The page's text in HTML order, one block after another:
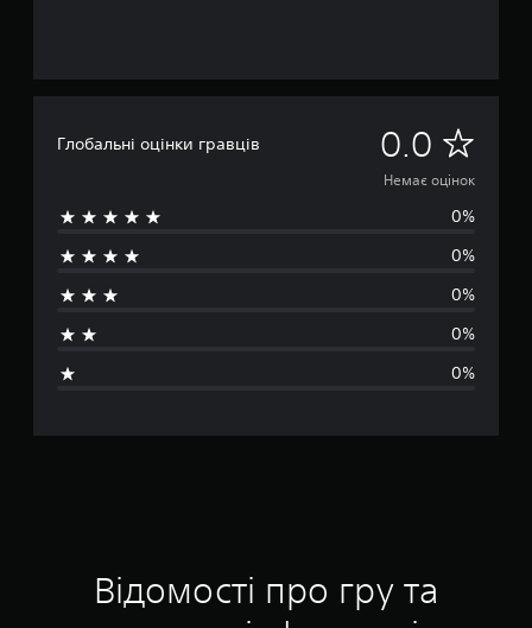
Глобальні оцінки гравців 0.0 Н
е
м
о
і
к
Немає оцінок
0%
0%
0%
0%
0%
Відомості про гру та